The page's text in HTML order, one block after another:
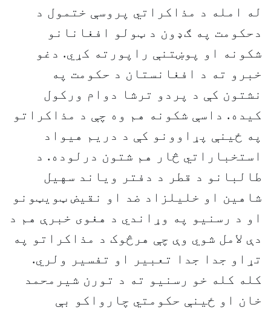
له امله د مذاکراتي پروسې ختمول د
دحکومت په ګډون د ټولو افغانانو
شکونه او پوښتنې راپورته کړي. دغو
خبرو ته د افغانستان د حکومت په
نشتون کې د پردو ترشا دوام ورکول
کيده. داسې شکونه هم وه چې د مذاکراتو
په ځينې پړاوونو کې د دريم هيواد
استخباراتي څار هم شتون درلوده. د
طالبانو د قطر د دفتر وياند سهيل
شاهين او خليلزاد ضد او نقیض ټويټونو
او د رسنيو په وړاندي د هغوى خبرې هم د
دې لامل شوي وې چې هرڅوک د مذاکراتو په
تړاو جدا جدا تعبير او تفسير ولري.
کله کله خو رسنیو ته د تورن شيرمحمد
خان او ځينې حکومتي چارواکو بې